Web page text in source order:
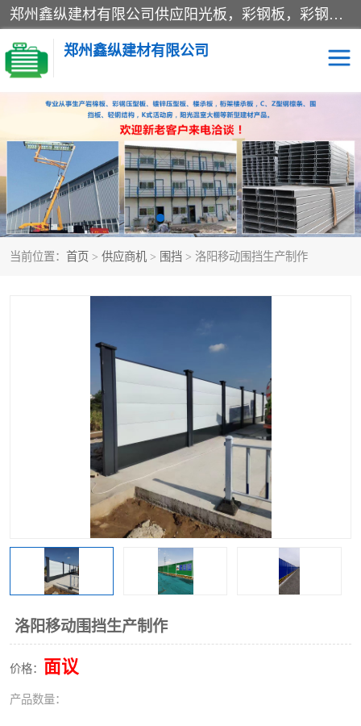
郑州鑫纵建材有限公司供应阳光板，彩钢板，彩钢钢构工程是一家集生产销售租赁安装于一体的企业，主要生产PC采光板，耐力板，仿古琉璃采光板，岩棉板、彩钢压型板、镀锌压型板、桁架楼承板，C、Z型钢檩条、围挡板、轻钢结构，阳光温室大棚等新型建材产品。公司旗下有多台移动式高空压瓦机租赁，承接全国各地业务，专业对外租赁各种型号压瓦机。
郑州鑫纵建材有限公司
当前位置： 首页 > 供应商机 > 围挡 > 洛阳移动围挡生产制作
洛阳移动围挡生产制作
价格： 面议
产品数量：
高空瓦机租赁 ASA合成树脂仿古瓦
CZ型钢 FRP采光板
PC多层板 PC耐力板
建筑围挡 楼层板
压型彩钢板
彩钢板
生产加工单板复合围挡 市